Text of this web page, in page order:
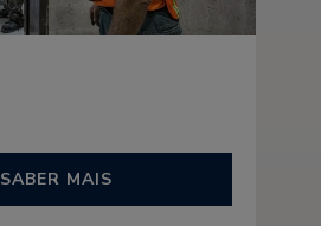
SABER MAIS